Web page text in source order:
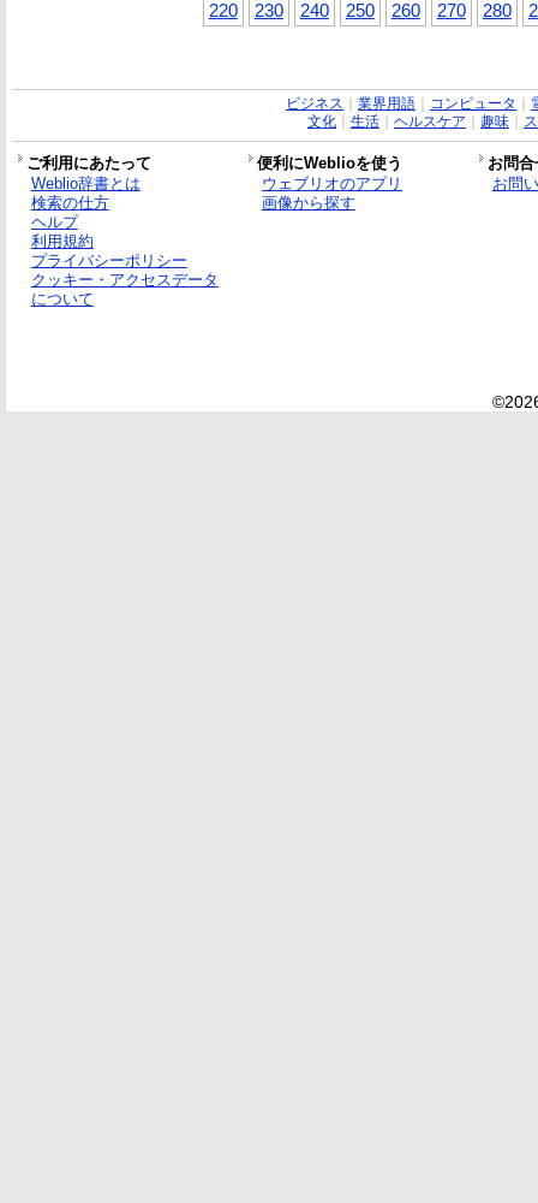
220
230 240 250 260 270 280
ビジネス 業界用語｜ コンピュータ
文化｜ 生活｜ ヘルスケア 趣味｜
ご利用にあたって 便利にWeblioを使う
お問
Weblio辞書とは
検索の仕方
ヘルプ
利用規約
プライバシーポリシー
クッキー・アクセスデータ
について
ウェブリオのアプリ
画像から探す
お問